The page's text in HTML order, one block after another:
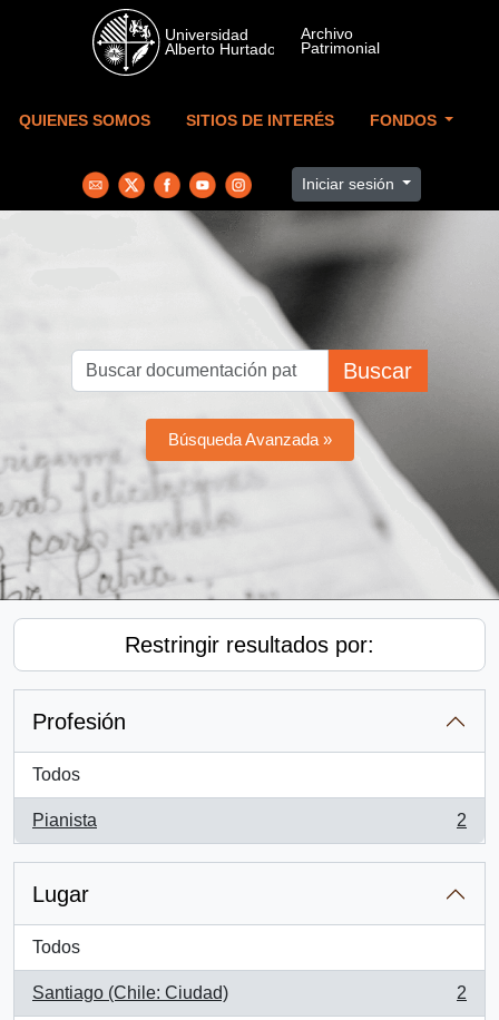
Skip to main content
QUIENES SOMOS SITIOS DE INTERÉS FONDOS
Iniciar sesión
Buscar
Búsqueda Avanzada »
Restringir resultados por:
Profesión
Todos
Pianista
, 2 resultados
2
Lugar
Todos
Santiago (Chile: Ciudad)
, 2 resultados
2